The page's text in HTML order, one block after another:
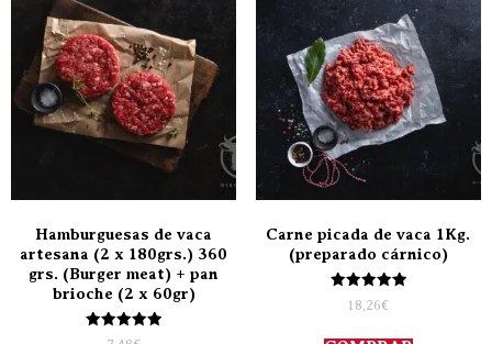
Hamburguesas de vaca
artesana (2 x 180grs.) 360
grs. (Burger meat) + pan
brioche (2 x 60gr)
Valorado
Carne picada de vaca 1Kg.
(preparado cárnico)
Valorado
con
de 5
18,26€